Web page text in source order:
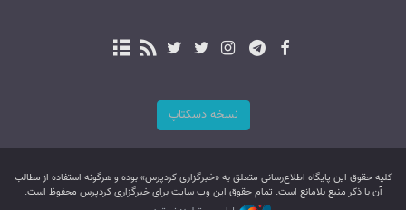
نسخه دسکتاپ
کليه حقوق اين پایگاه اطلاع‌رسانی متعلق به «خبرگزاری کردپرس» بوده و هرگونه استفاده از مطالب
آن با ذکر منبع بلامانع است. تمام حقوق این وب سایت برای خبرگزاری کردپرس محفوظ است.